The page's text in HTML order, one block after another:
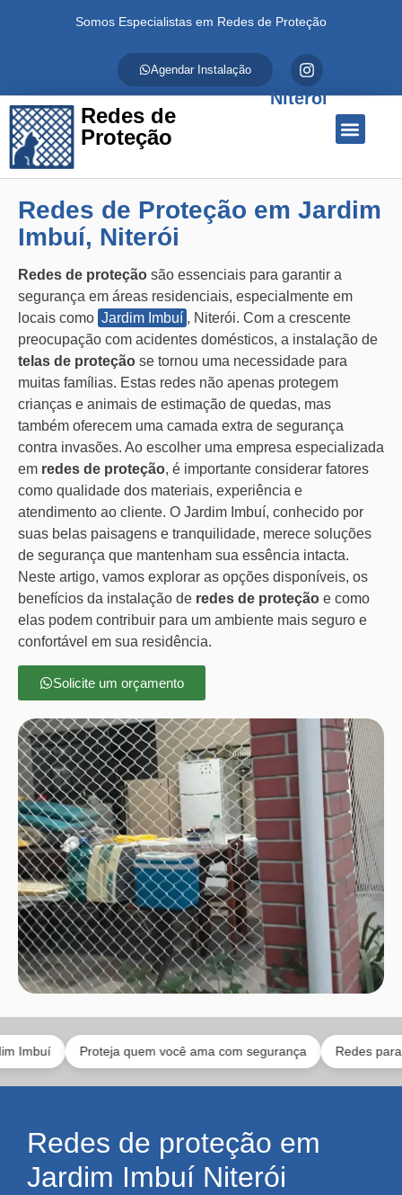
Somos Especialistas em Redes de Proteção
Agendar Instalação
Redes de
Proteção
Niterói
Redes de Proteção em Jardim
Imbuí, Niterói
Redes de proteção são essenciais para garantir a
segurança em áreas residenciais, especialmente em
locais como Jardim Imbuí , Niterói. Com a crescente
preocupação com acidentes domésticos, a instalação de
telas de proteção se tornou uma necessidade para
muitas famílias. Estas redes não apenas protegem
crianças e animais de estimação de quedas, mas
também oferecem uma camada extra de segurança
contra invasões. Ao escolher uma empresa especializada
em redes de proteção, é importante considerar fatores
como qualidade dos materiais, experiência e
atendimento ao cliente. O Jardim Imbuí, conhecido por
suas belas paisagens e tranquilidade, merece soluções
de segurança que mantenham sua essência intacta.
Neste artigo, vamos explorar as opções disponíveis, os
benefícios da instalação de redes de proteção e como
elas podem contribuir para um ambiente mais seguro e
confortável em sua residência.
Solicite um orçamento
Proteja quem você ama com segurança Redes para pets e
Redes de proteção em
Jardim Imbuí Niterói